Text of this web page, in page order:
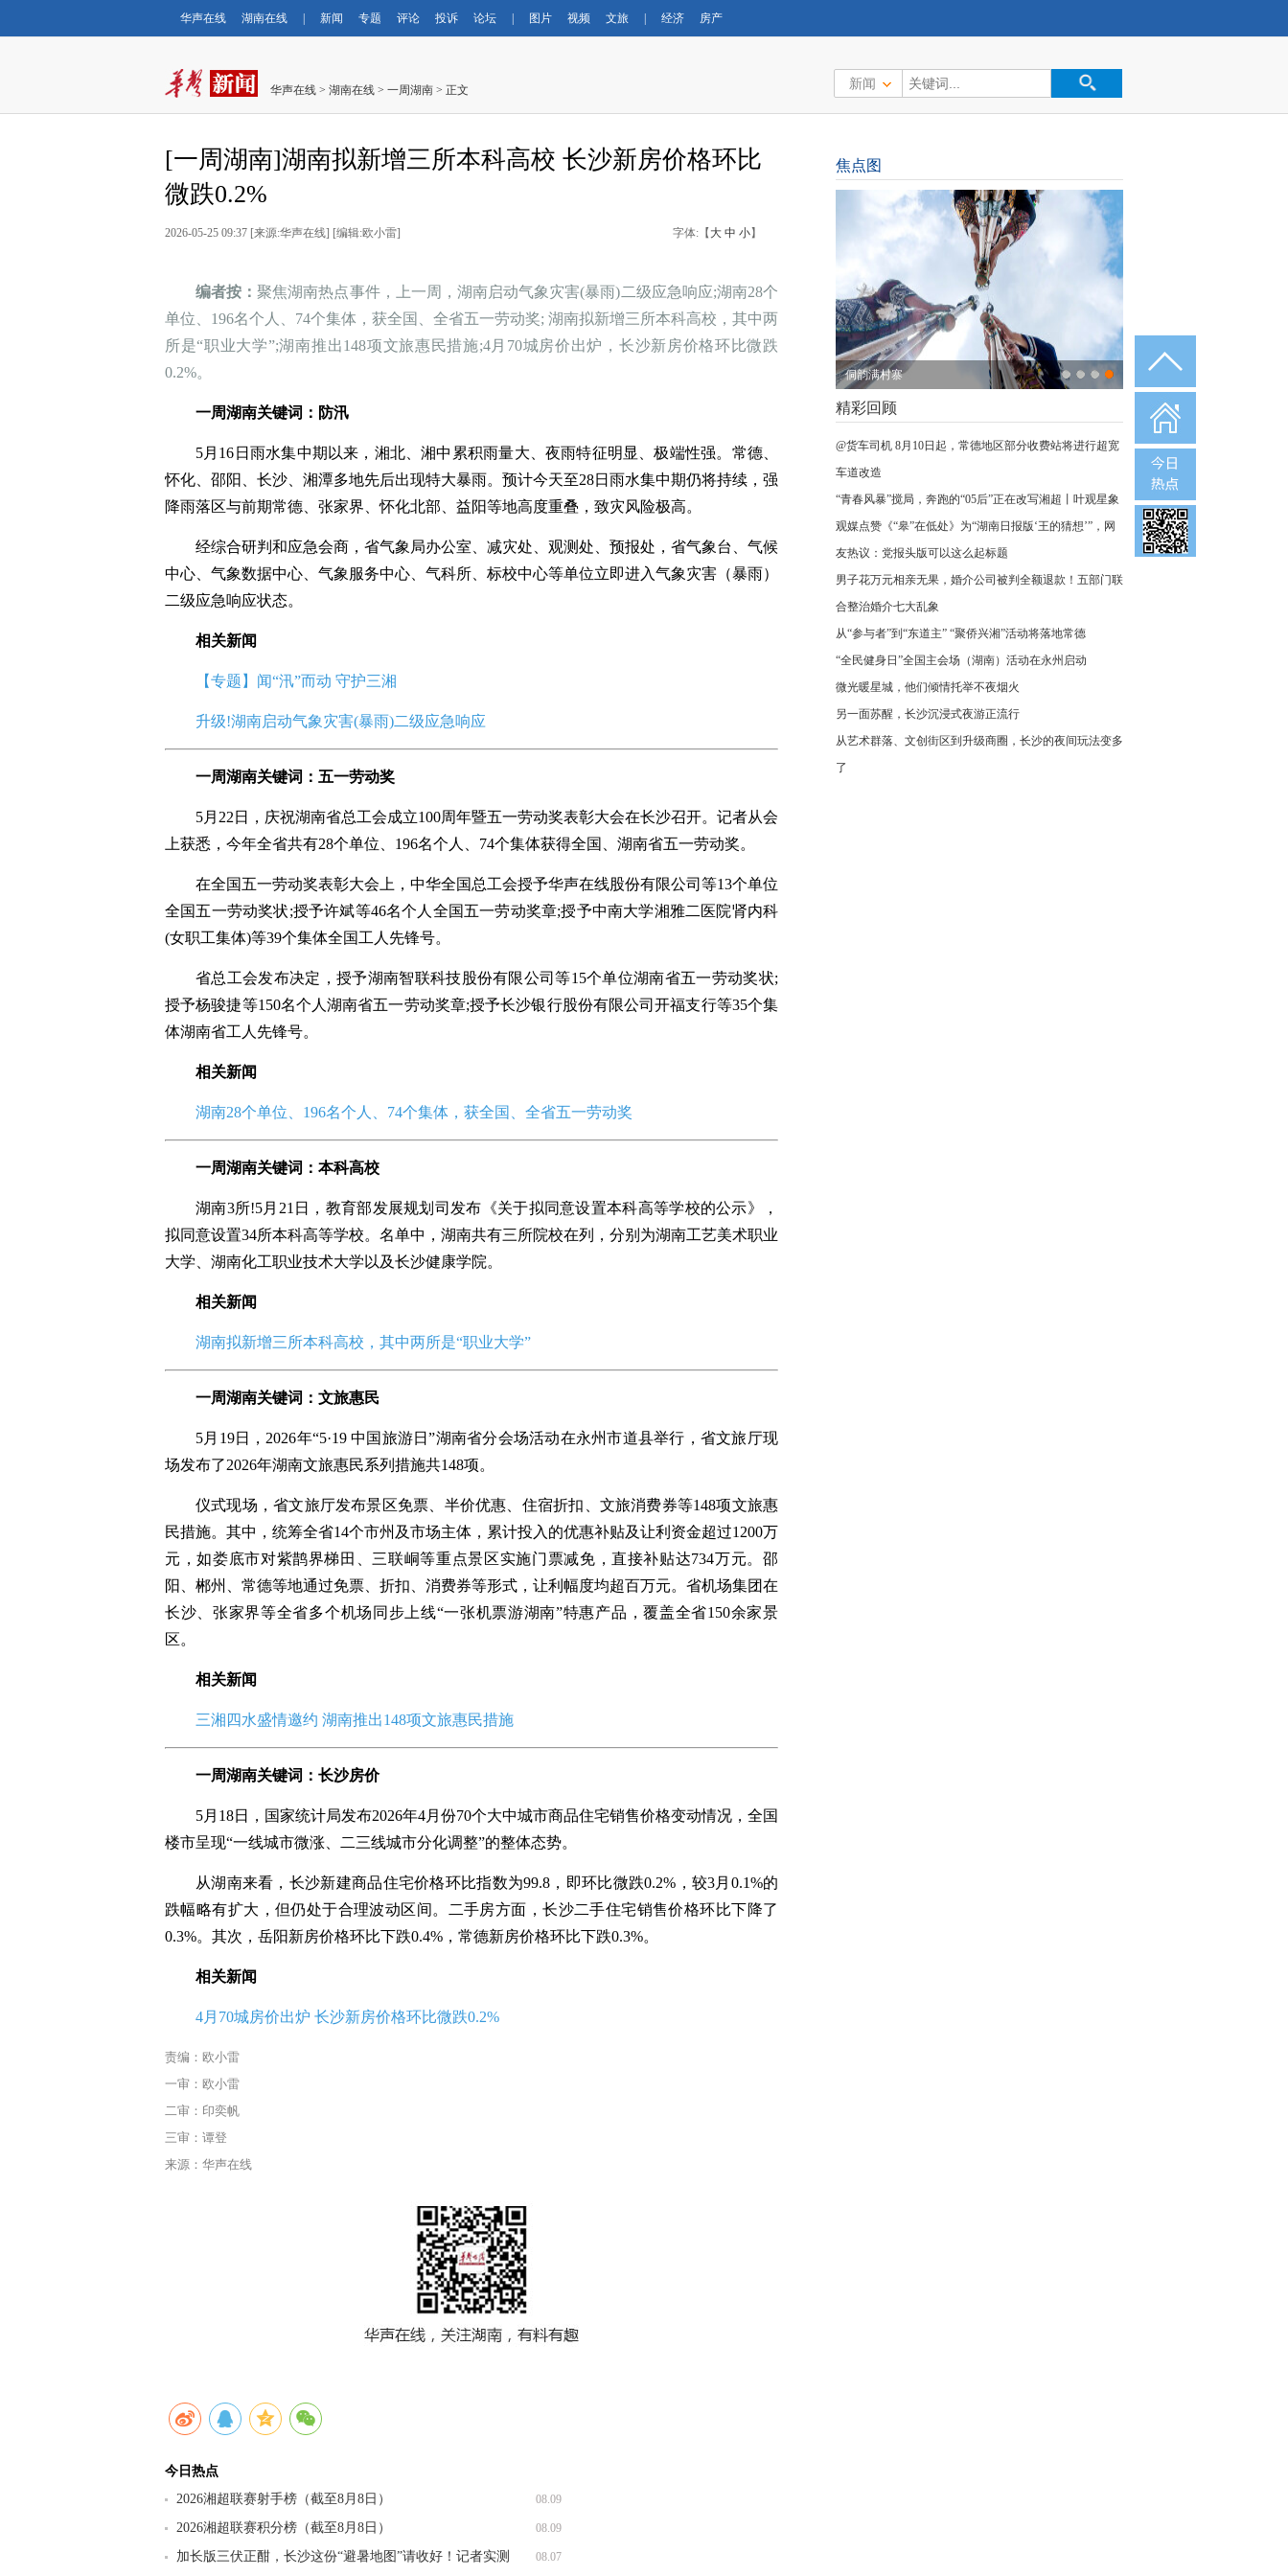
华声在线 湖南在线 新闻 专题 评论 投诉 论坛 图片 视频 文旅 经济 房产
华声在线 > 湖南在线 > 一周湖南 > 正文 新闻
[一周湖南] 湖南拟新增三所本科高校 长沙新房价格环比
微跌0.2%
2026-05-25 09:37 [来源:华声在线] [编辑:欧小雷] 字体:【 大 中 小】
编者按：聚焦湖南热点事件，上一周，湖南启动气象灾害(暴雨)二级应急响应;湖南28个
单位、196名个人、74个集体，获全国、全省五一劳动奖; 湖南拟新增三所本科高校，其中两
所是“职业大学”;湖南推出148项文旅惠民措施;4月70城房价出炉，长沙新房价格环比微跌
0.2%。
一周湖南关键词： 防汛
5月16日雨水集中期以来，湘北、湘中累积雨量大、夜雨特征明显、极端性强。常德、
怀化、邵阳、长沙、湘潭多地先后出现特大暴雨。预计今天至28日雨水集中期仍将持续，强
降雨落区与前期常德、张家界、怀化北部、益阳等地高度重叠，致灾风险极高。
经综合研判和应急会商，省气象局办公室、减灾处、观测处、预报处，省气象台、气候
中心、气象数据中心、气象服务中心、气科所、标校中心等单位立即进入气象灾害（暴雨）
二级应急响应状态。
相关新闻
【专题】 闻“汛”而动 守护三湘
升级!湖南启动气象灾害(暴雨)二级应急响应
一周湖南关键词： 五一劳动奖
5月22日，庆祝湖南省总工会成立100周年暨五一劳动奖表彰大会在长沙召开。记者从会
上获悉，今年全省共有28个单位、196名个人、74个集体获得全国、湖南省五一劳动奖。
在全国五一劳动奖表彰大会上，中华全国总工会授予华声在线股份有限公司等13个单位
全国五一劳动奖状;授予许斌等46名个人全国五一劳动奖章;授予中南大学湘雅二医院肾内科
(女职工集体)等39个集体全国工人先锋号。
省总工会发布决定，授予湖南智联科技股份有限公司等15个单位湖南省五一劳动奖状;
授予杨骏捷等150名个人湖南省五一劳动奖章;授予长沙银行股份有限公司开福支行等35个集
体湖南省工人先锋号。
相关新闻
湖南28个单位、196名个人、74个集体，获全国、全省五一劳动奖
一周湖南关键词： 本科高校
湖南3所!5月21日，教育部发展规划司发布《关于拟同意设置本科高等学校的公示》，
拟同意设置34所本科高等学校。名单中，湖南共有三所院校在列，分别为湖南工艺美术职业
大学、湖南化工职业技术大学以及长沙健康学院。
相关新闻
湖南拟新增三所本科高校，其中两所是“职业大学”
一周湖南关键词： 文旅惠民
5月19日，2026年“5·19 中国旅游日”湖南省分会场活动在永州市道县举行，省文旅厅现
场发布了2026年湖南文旅惠民系列措施共148项。
仪式现场，省文旅厅发布景区免票、半价优惠、住宿折扣、文旅消费券等148项文旅惠
民措施。其中，统筹全省14个市州及市场主体，累计投入的优惠补贴及让利资金超过1200万
元，如娄底市对紫鹊界梯田、三联峒等重点景区实施门票减免，直接补贴达734万元。邵
阳、郴州、常德等地通过免票、折扣、消费券等形式，让利幅度均超百万元。省机场集团在
长沙、张家界等全省多个机场同步上线“一张机票游湖南”特惠产品，覆盖全省150余家景
区。
相关新闻
三湘四水盛情邀约 湖南推出148项文旅惠民措施
一周湖南关键词： 长沙房价
5月18日，国家统计局发布2026年4月份70个大中城市商品住宅销售价格变动情况，全国
楼市呈现“一线城市微涨、二三线城市分化调整”的整体态势。
从湖南来看，长沙新建商品住宅价格环比指数为99.8，即环比微跌0.2%，较3月0.1%的
跌幅略有扩大，但仍处于合理波动区间。二手房方面，长沙二手住宅销售价格环比下降了
0.3%。其次，岳阳新房价格环比下跌0.4%，常德新房价格环比下跌0.3%。
相关新闻
4月70城房价出炉 长沙新房价格环比微跌0.2%
责编：欧小雷
一审：欧小雷
二审：印奕帆
三审：谭登
来源：华声在线
今日热点
2026湘超联赛射手榜（截至8月8日）
08.09
2026湘超联赛积分榜（截至8月8日） 08.09
加长版三伏正酣，长沙这份“避暑地图”请收好！记者实测 08.07
焦点图
侗韵满村寨
精彩回顾
@货车司机 8月10日起，常德地区部分收费站将进行超宽
车道改造
“青春风暴”搅局，奔跑的“05后”正在改写湘超丨叶观星象
观媒点赞《“皋”在低处》为“湖南日报版‘王的猜想’”，网
友热议：党报头版可以这么起标题
男子花万元相亲无果，婚介公司被判全额退款！五部门联
合整治婚介七大乱象
从“参与者”到“东道主” “聚侨兴湘”活动将落地常德
“全民健身日”全国主会场（湖南）活动在永州启动
微光暖星城，他们倾情托举不夜烟火
另一面苏醒，长沙沉浸式夜游正流行
从艺术群落、文创街区到升级商圈，长沙的夜间玩法变多
了